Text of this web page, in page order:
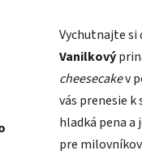
Vychutnajte si
Vanilkový
cheesecakev
vás prenesie
hladká pena
pre